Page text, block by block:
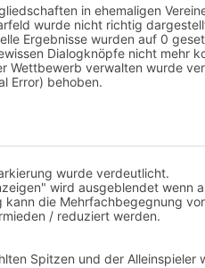
in ehemaligen
wurde nicht richtig
Ergebnisse wurden auf 0
Dialogknöpfe nicht mehr
Wettbewerb verwalten wurde
Error) behoben.
wurde verdeutlicht.
wird ausgeblendet wenn
kann die Mehrfachbegegnung
/ reduziert werden.
Spitzen und der